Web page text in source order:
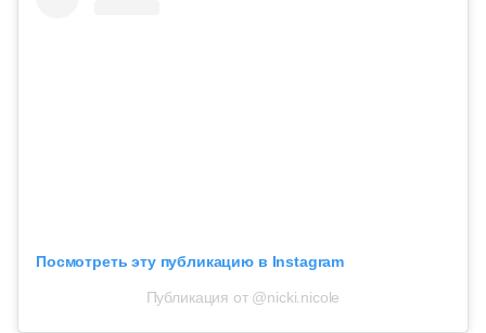
Посмотреть эту публикацию в Instagram
Публикация от @nicki.nicole